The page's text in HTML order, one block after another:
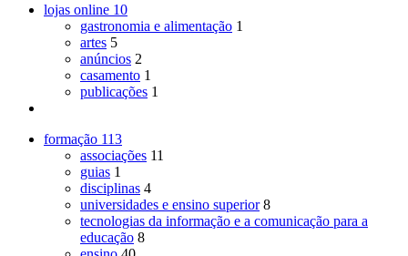
lojas online 10
gastronomia e alimentação 1
artes 5
anúncios 2
casamento 1
publicações 1
formação 113
associações 11
guias 1
disciplinas 4
universidades e ensino superior 8
tecnologias da informação e a comunicação para a
educação 8